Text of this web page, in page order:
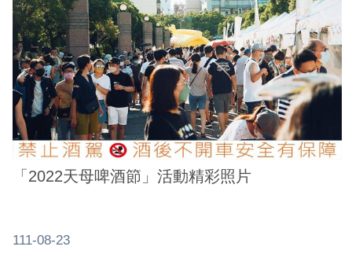
「2022天母啤酒節」活動精彩照片
111-08-23